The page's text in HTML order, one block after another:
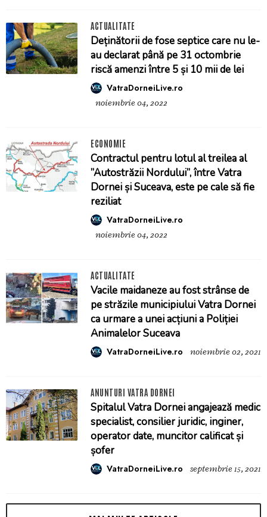
ACTUALITATE
Deținătorii de fose septice care nu le-
au declarat până pe 31 octombrie
riscă amenzi între 5 și 10 mii de lei
VatraDorneiLive.ro
noiembrie 04, 2022
ECONOMIE
Contractul pentru lotul al treilea al
”Autostrăzii Nordului”, între Vatra
Dornei și Suceava, este pe cale să fie
reziliat
VatraDorneiLive.ro
noiembrie 04, 2022
ACTUALITATE
Vacile maidaneze au fost strânse de
pe străzile municipiului Vatra Dornei
ca urmare a unei acțiuni a Poliției
Animalelor Suceava
VatraDorneiLive.ro noiembrie 02, 2021
ANUNTURI VATRA DORNEI
Spitalul Vatra Dornei angajează medic
specialist, consilier juridic, inginer,
operator date, muncitor calificat și
șofer
VatraDorneiLive.ro septembrie 15, 2021